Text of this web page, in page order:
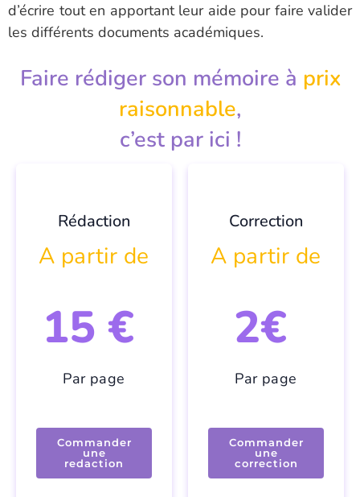
d’écrire tout en apportant leur aide pour faire valider
les différents documents académiques.
Faire rédiger son mémoire à prix
raisonnable,
c’est par ici !
Rédaction
A partir de
15 €
Par page
Commander
une
redaction
Correction
A partir de
2€
Par page
Commander
une
correction